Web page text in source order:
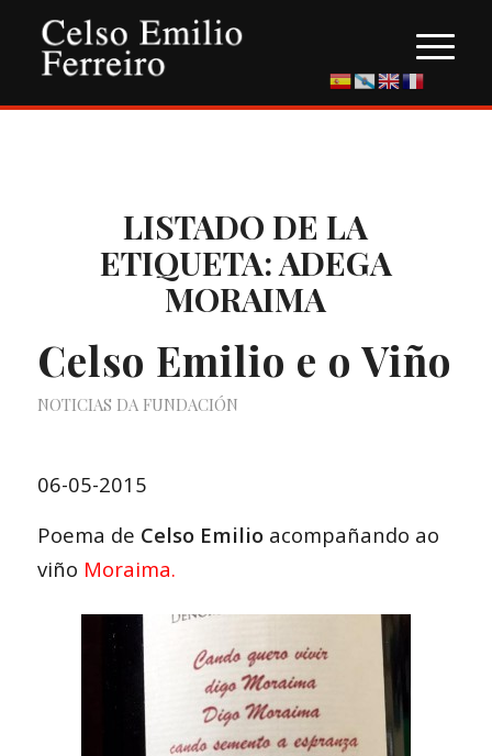
LISTADO DE LA
ETIQUETA:ADEGA
MORAIMA
Celso Emilio e o Viño
NOTICIAS DA FUNDACIÓN
06-05-2015
Poema de Celso Emilioacompañando ao
viño Moraima.